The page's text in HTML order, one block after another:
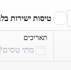
טיסות ישירות
תאריכים
מתי